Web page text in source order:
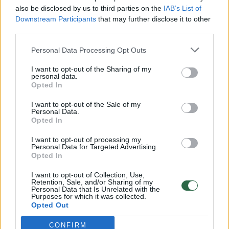
also be disclosed by us to third parties on the IAB’s List of
Downstream Participants that may further disclose it to other
Personal Data Processing Opt Outs
I want to opt-out of the Sharing of my
personal data.
Opted In
I want to opt-out of the Sale of my
Personal Data.
Opted In
I want to opt-out of processing my
Personal Data for Targeted Advertising.
Opted In
I want to opt-out of Collection, Use,
Retention, Sale, and/or Sharing of my
Personal Data that Is Unrelated with the
Purposes for which it was collected.
Opted Out
CONFIRM
Žinios | Lietuvos diena
00:00:57
Savaitės vidurys nusimato karštas: temperatūra kils iki
32 laipsnių šilumos
Žinios | Orai
00:15:54
V. Zalužno pasisakymą laiko bandymu įsitvirtinti
Laidos | Nauja diena
Sinoptikai atsakė, kokiais orais užbaigsime darbo
savaitę: karščiai atsitrauks
Žinios